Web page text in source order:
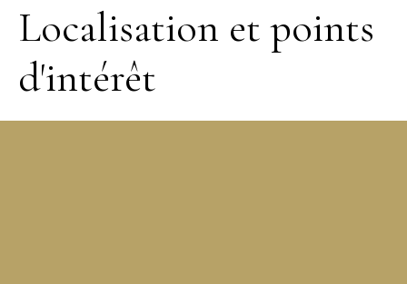
Localisation et points
d'intérêt